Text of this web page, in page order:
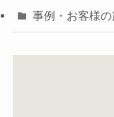
事例・お客様